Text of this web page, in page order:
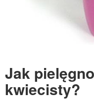
Jak
kwiecisty?